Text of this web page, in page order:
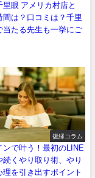
里眼 アメリカ村店と
間は？口コミは？千里
当たる先生も一挙にご
復縁コラム
ンで叶う！最初のLINE
続くやり取り術、やり
理を引き出すポイント